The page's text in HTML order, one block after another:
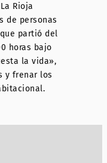
Rioja
de personas
partió del
horas bajo
la vida»,
y frenar los